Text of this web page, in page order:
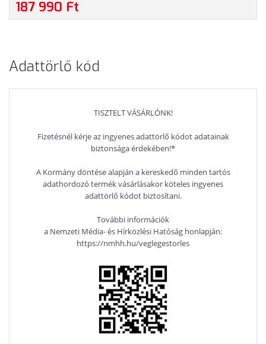
GARANCIA
187 990 Ft
Adattörlő kód
TISZTELT VÁSÁRLÓNK!
Fizetésnél kérje az ingyenes adattörlő kódot adatainak
biztonsága érdekében!*
A Kormány döntése alapján a kereskedő minden tartós
adathordozó termék vásárlásakor köteles ingyenes
adattörlő kódot biztosítani.
További információk
a Nemzeti Média- és Hírközlési Hatóság honlapján:
https://nmhh.hu/veglegestorles